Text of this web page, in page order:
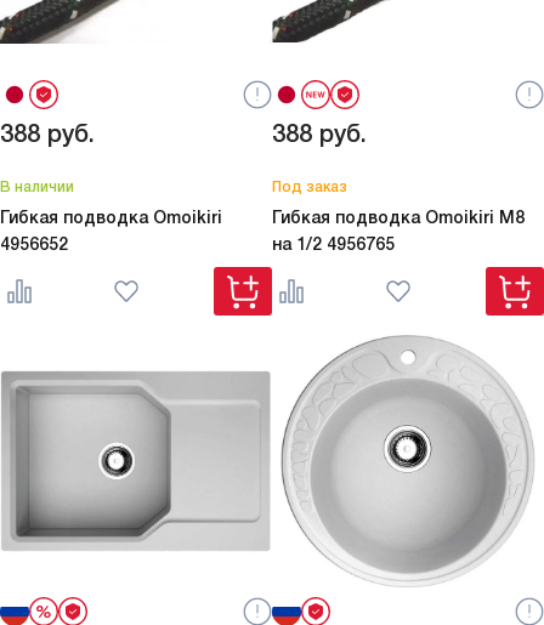
388 руб.
В наличии
Гибкая подводка Omoikiri
4956652
388 руб.
Под заказ
Гибкая подводка Omoikiri M8
на 1/2 4956765